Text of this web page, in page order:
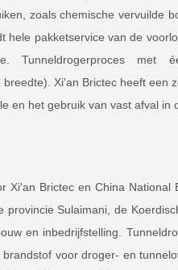
zoals chemische vervuilde
pakketservice van de
met
Xi'an Brictec heeft een
en het gebruik van vast afval in
Brictec en China
Sulaimani, de
en inbedrijfstelling.
voor droger- en